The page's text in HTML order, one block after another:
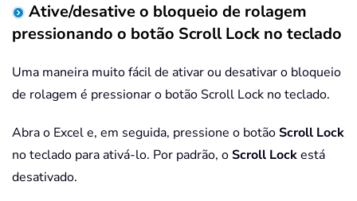
Ative/desative o bloqueio de rolagem
pressionando o botão Scroll Lock no teclado
Uma maneira muito fácil de ativar ou desativar o bloqueio
de rolagem é pressionar o botão Scroll Lock no teclado.
Abra o Excel e, em seguida, pressione o botãoScroll Lock
no teclado para ativá-lo. Por padrão, oScroll Lockestá
desativado.